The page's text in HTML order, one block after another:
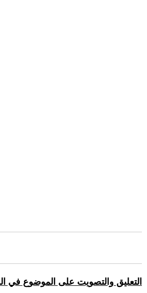
التعليق والتصويت على الموضوع في